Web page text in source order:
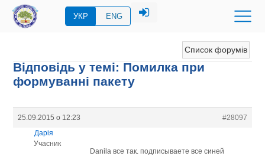
УКР ENG
Список форумів
Відповідь у темі: Помилка при
формуванні пакету
25.09.2015 о 12:23
#28097
Дарія
Учасник
Danila все так. подписываете все синей